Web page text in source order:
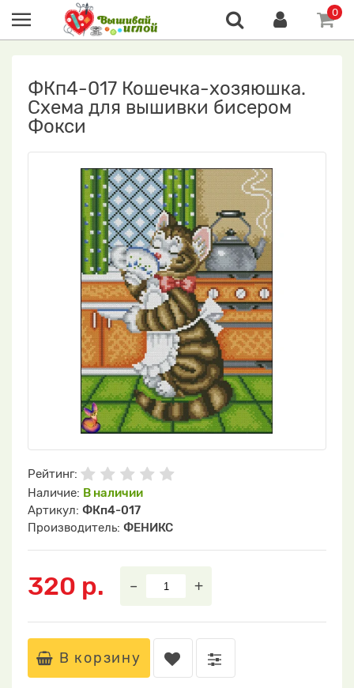
0
ФКп4-017 Кошечка-хозяюшка.
Схема для вышивки бисером
Фокси
Рейтинг:
Наличие: В наличии
Артикул: ФКп4-017
Производитель: ФЕНИКС
320 р. – +
В корзину